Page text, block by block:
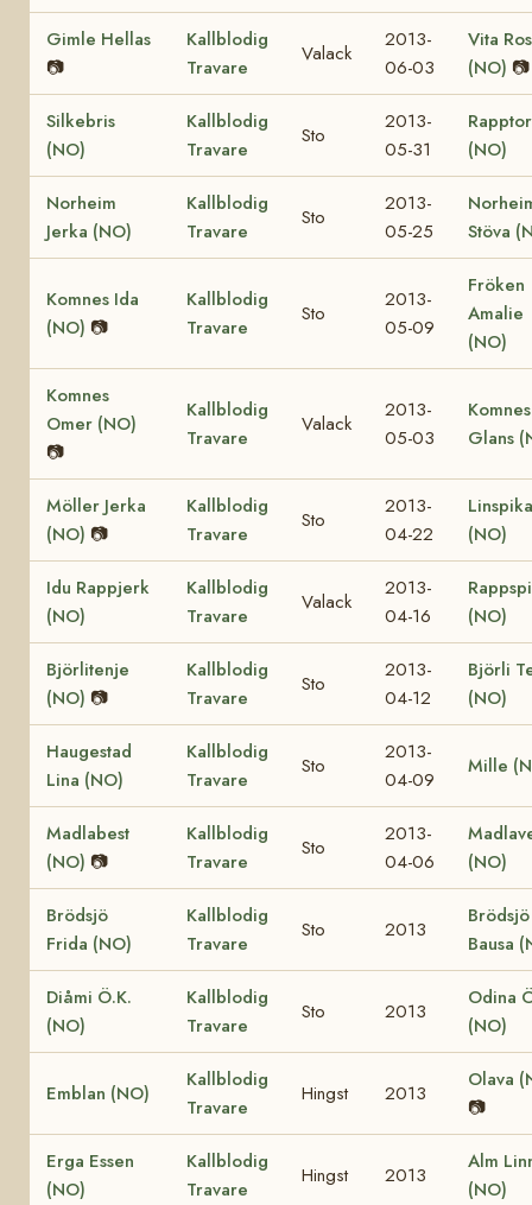
Gimle Hellas
📷
Kallblodig
Travare
Valack
2013-
06-03
Vita
(NO) 📷
Silkebris
(NO)
Kallblodig
Travare
Sto
2013-
05-31
(NO)
Norheim
Jerka (NO)
Kallblodig
Travare
Sto
2013-
05-25
Stöva
Komnes Ida
(NO) 📷
Kallblodig
Travare
Sto
2013-
05-09
Fröken
Amalie
(NO)
Komnes
Omer (NO)
📷
Kallblodig
Travare
Valack
2013-
05-03
Komnes
Glans
Möller Jerka
(NO) 📷
Kallblodig
Travare
Sto
2013-
04-22
Linspika
(NO)
Idu Rappjerk
(NO)
Kallblodig
Travare
Valack
2013-
04-16
(NO)
Björlitenje
(NO) 📷
Kallblodig
Travare
Sto
2013-
04-12
Björli
(NO)
Haugestad
Lina (NO)
Kallblodig
Travare
Sto
2013-
04-09
Mille
Madlabest
(NO) 📷
Kallblodig
Travare
Sto
2013-
04-06
(NO)
Brödsjö
Frida (NO)
Kallblodig
Travare
Sto 2013
Brödsjö
Bausa
Diåmi Ö.K.
(NO)
Kallblodig
Travare
Sto 2013
Odina
(NO)
Emblan (NO)
Kallblodig
Travare
Hingst 2013
Olava
📷
Erga Essen
(NO)
Kallblodig
Travare
Hingst 2013
Alm
(NO)